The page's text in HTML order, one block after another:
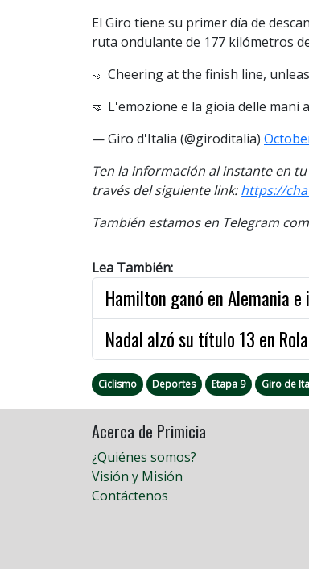
El Giro tiene su primer día de
ruta ondulante de 177 kilómetros
🤜 Cheering at the finish line,
🤜 L'emozione e la gioia delle mani
— Giro d'Italia (@giroditalia)
Ten la información al instante en
través del siguiente link: https://
También estamos en Telegram
Lea También:
Hamilton ganó en Alemania
Nadal alzó su título 13 en
Ciclismo Deportes Etapa 9 Giro de
Acerca de Primicia
¿Quiénes somos?
Visión y Misión
Contáctenos